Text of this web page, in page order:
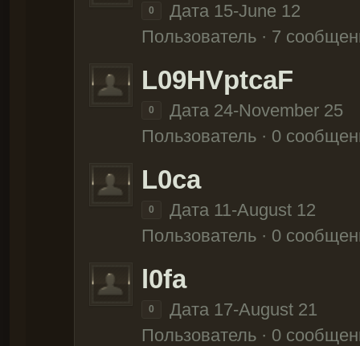
0
Дата 15-June 12
Пользователь · 7
L09HVptcaF
0
Дата 24-November 25
Пользователь · 0
L0ca
0
Дата 11-August 12
Пользователь · 0
l0fa
0
Дата 17-August 21
Пользователь · 0